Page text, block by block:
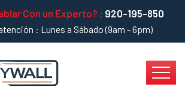
Con un Experto? : 920-195-850
: Lunes a Sábado (9am - 6pm)